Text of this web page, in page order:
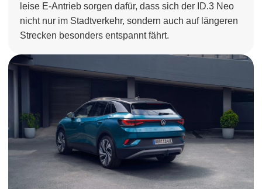
leise E-Antrieb sorgen dafür, dass sich der ID.3 Neo
nicht nur im Stadtverkehr, sondern auch auf längeren
Strecken besonders entspannt fährt.